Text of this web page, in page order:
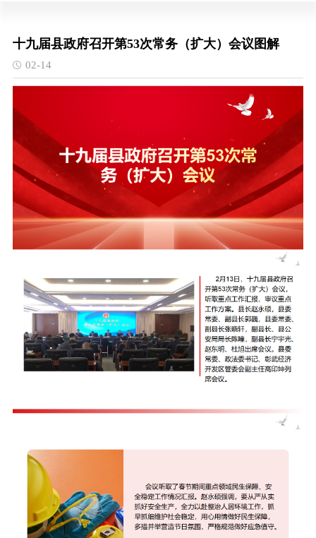
十九届县政府召开第53次常务（扩大）会议图解
02-14